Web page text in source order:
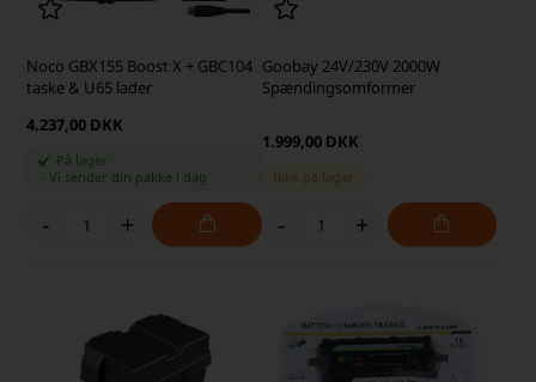
Noco GBX155 Boost X + GBC104
taske & U65 lader
4.237,00 DKK
På lager
-Vi sender din pakke i dag
- +
Goobay 24V/230V 2000W
Spændingsomformer
1.999,00 DKK
Ikke på lager
- +